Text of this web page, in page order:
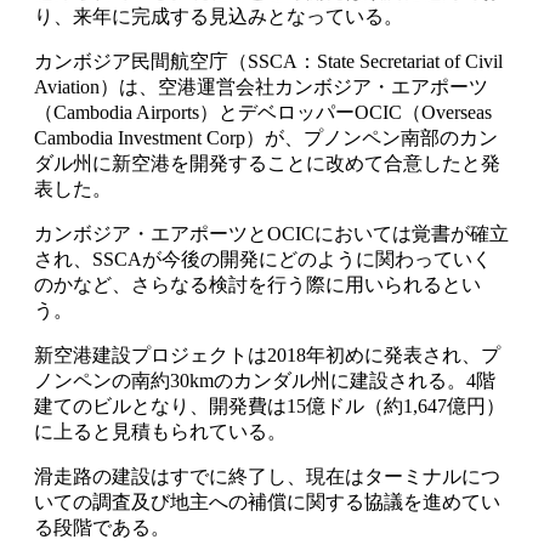
り、来年に完成する見込みとなっている。
カンボジア民間航空庁（SSCA：State Secretariat of Civil
Aviation）は、空港運営会社カンボジア・エアポーツ
（Cambodia Airports）とデベロッパーOCIC（Overseas
Cambodia Investment Corp）が、プノンペン南部のカン
ダル州に新空港を開発することに改めて合意したと発
表した。
カンボジア・エアポーツとOCICにおいては覚書が確立
され、SSCAが今後の開発にどのように関わっていく
のかなど、さらなる検討を行う際に用いられるとい
う。
新空港建設プロジェクトは2018年初めに発表され、プ
ノンペンの南約30kmのカンダル州に建設される。4階
建てのビルとなり、開発費は15億ドル（約1,647億円）
に上ると見積もられている。
滑走路の建設はすでに終了し、現在はターミナルにつ
いての調査及び地主への補償に関する協議を進めてい
る段階である。